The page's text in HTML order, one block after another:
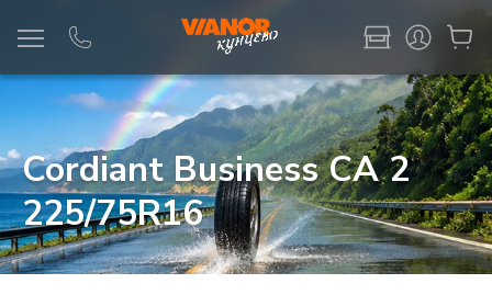
Cordiant Business CA 2
225/75R16
Информация Фото товара